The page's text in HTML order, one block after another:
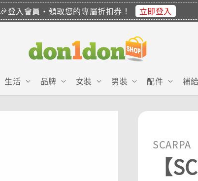
🎉登入會員・領取您的專屬折扣券！ 立即登入
生活 品牌 女裝 男裝 配件 補
SCARPA
【